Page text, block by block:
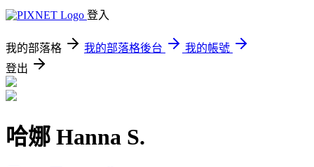
登入
我的部落格 我的部落格後台
我的帳號
登出
哈娜 Hanna S.